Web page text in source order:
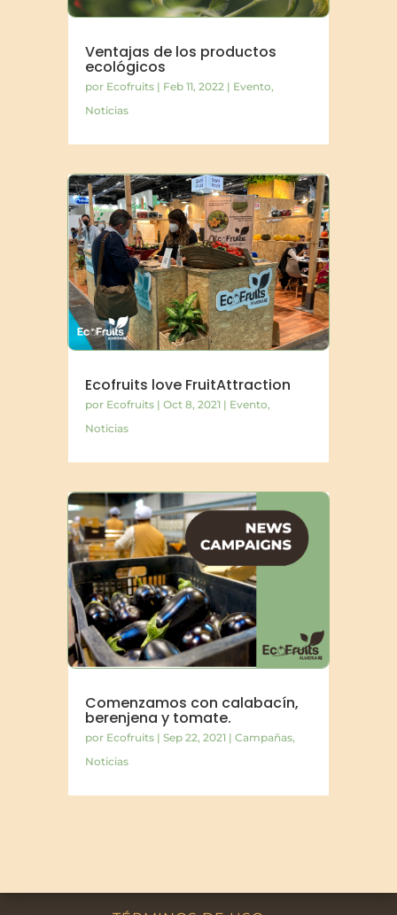
Ventajas de los productos
ecológicos
por Ecofruits | Feb 11, 2022 | Evento,
Noticias
Ecofruits love FruitAttraction
por Ecofruits |Oct 8, 2021 | Evento,
Noticias
Comenzamos con calabacín,
berenjena y tomate.
por Ecofruits |Sep 22, 2021 |Campañas,
Noticias